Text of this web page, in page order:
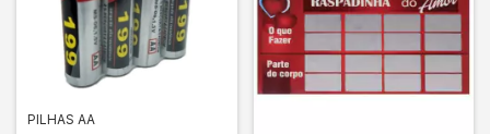
PILHAS AA